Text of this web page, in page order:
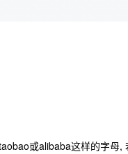
或alibaba这样的字母,